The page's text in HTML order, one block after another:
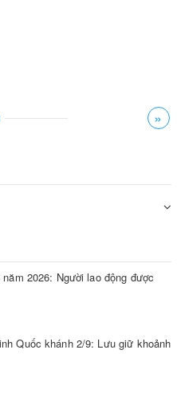
»
2026: Người lao động được
Quốc khánh 2/9: Lưu giữ khoảnh